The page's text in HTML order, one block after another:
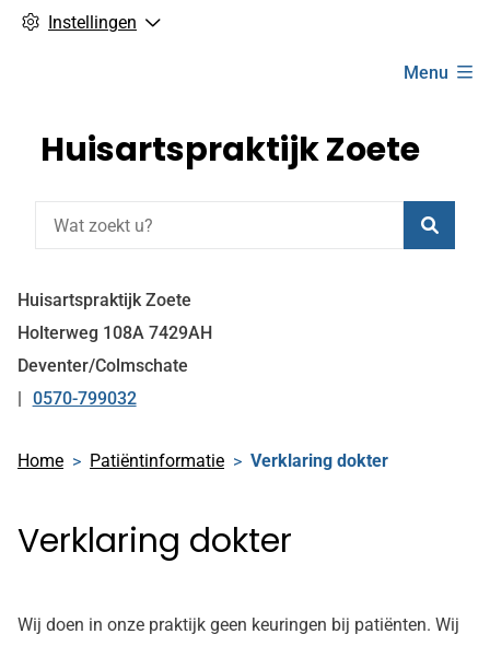
Instellingen
Menu
Huisartspraktijk Zoete
Huisartspraktijk Zoete
Holterweg 108A 7429AH
Deventer/Colmschate
Tel:
0570-799032
Home Patiëntinformatie Verklaring dokter
Verklaring dokter
Wij doen in onze praktijk geen keuringen bij patiënten. Wij